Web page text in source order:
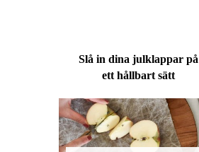
Slå in dina julklappar på
ett hållbart sätt